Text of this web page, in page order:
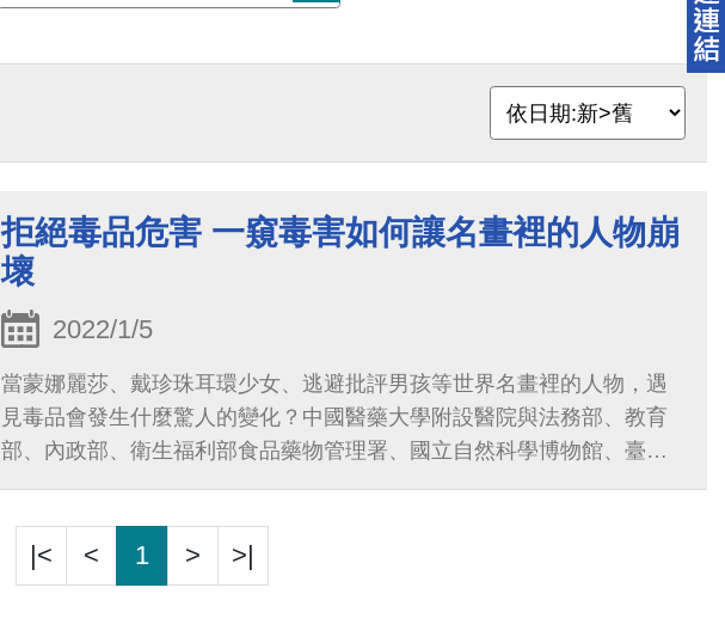
拒絕毒品危害 一窺毒害如何讓名畫裡的人物崩
壞
2022/1/5
當蒙娜麗莎、戴珍珠耳環少女、逃避批評男孩等世界名畫裡的人物，遇
見毒品會發生什麼驚人的變化？中國醫藥大學附設醫院與法務部、教育
部、內政部、衛生福利部食品藥物管理署、國立自然科學博物館、臺中
市政府警察局第二分局，舉辦「拒絕毒害 健康無礙」畫展記者會，邀請
|< < 1 > >|